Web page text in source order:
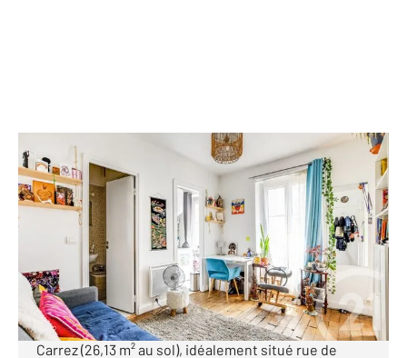
PARIS 75015
25,38 m
2, 2 pièces
Ref : 17577
Appartement à vendre
270 000 €
L'agence Century 21 Félix Faure vous propose en
exclusivité ce charmant 2 pièces de 25,38 m² Loi
Carrez (26,13 m² au sol), idéalement situé rue de